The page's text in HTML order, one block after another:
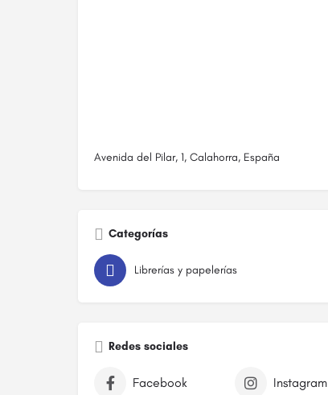
Avenida del Pilar, 1, Calahorra, España
Categorías
Librerías y papelerías
Redes sociales
Facebook Instagram